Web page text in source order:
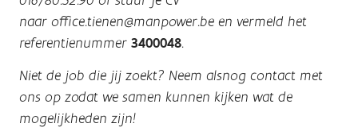
naar office.tienen@manpower.be en vermeld het
referentienummer 3400048.
Niet de job die jij zoekt? Neem alsnog contact met
ons op zodat we samen kunnen kijken wat de
mogelijkheden zijn!